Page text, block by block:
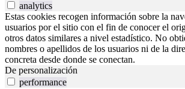
analytics
Estas cookies recogen información sobre la
usuarios por el sitio con el fin de conocer el
otros datos similares a nivel estadístico. No
nombres o apellidos de los usuarios ni de la
concreta desde donde se conectan.
De personalización
performance